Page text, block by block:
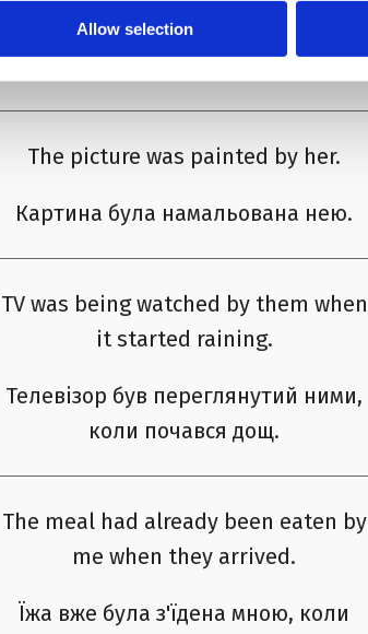
Allow selection
Моя домашня робота була закінчена
The picture was painted by her.
Картина була намальована нею.
TV was being watched by them when
it started raining.
Телевізор був переглянутий ними,
коли почався дощ.
The meal had already been eaten by
me when they arrived.
Їжа вже була з'їдена мною, коли